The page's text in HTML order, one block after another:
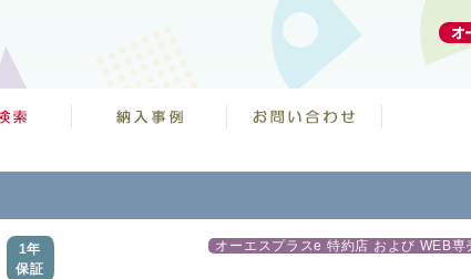
1年
保証
オーエスプラスe 特約店 および WEB専